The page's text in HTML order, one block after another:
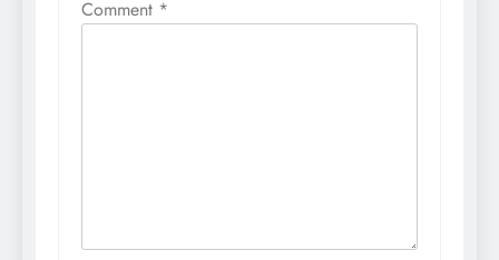
Comment *